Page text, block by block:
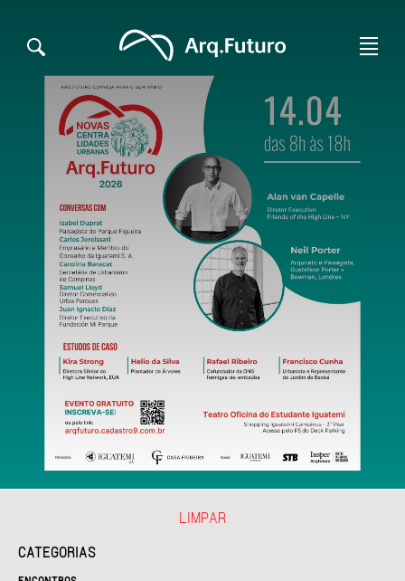
CATEGORIAS
LIMPAR